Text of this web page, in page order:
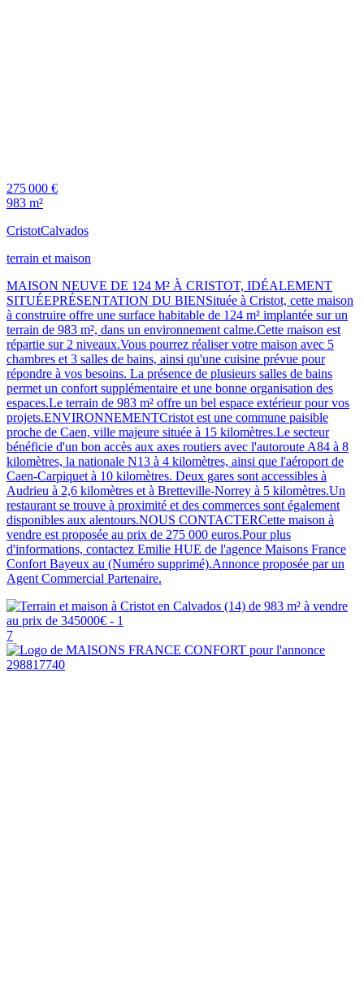
275 000 €
983 m²
CristotCalvados
terrain et maison
MAISON NEUVE DE 124 M² À CRISTOT, IDÉALEMENT
SITUÉEPRÉSENTATION DU BIENSituée à Cristot, cette maison
à construire offre une surface habitable de 124 m² implantée sur un
terrain de 983 m², dans un environnement calme.Cette maison est
répartie sur 2 niveaux.Vous pourrez réaliser votre maison avec 5
chambres et 3 salles de bains, ainsi qu'une cuisine prévue pour
répondre à vos besoins. La présence de plusieurs salles de bains
permet un confort supplémentaire et une bonne organisation des
espaces.Le terrain de 983 m² offre un bel espace extérieur pour vos
projets.ENVIRONNEMENTCristot est une commune paisible
proche de Caen, ville majeure située à 15 kilomètres.Le secteur
bénéficie d'un bon accès aux axes routiers avec l'autoroute A84 à 8
kilomètres, la nationale N13 à 4 kilomètres, ainsi que l'aéroport de
Caen-Carpiquet à 10 kilomètres. Deux gares sont accessibles à
Audrieu à 2,6 kilomètres et à Bretteville-Norrey à 5 kilomètres.Un
restaurant se trouve à proximité et des commerces sont également
disponibles aux alentours.NOUS CONTACTERCette maison à
vendre est proposée au prix de 275 000 euros.Pour plus
d'informations, contactez Emilie HUE de l'agence Maisons France
Confort Bayeux au (Numéro supprimé).Annonce proposée par un
Agent Commercial Partenaire.
7